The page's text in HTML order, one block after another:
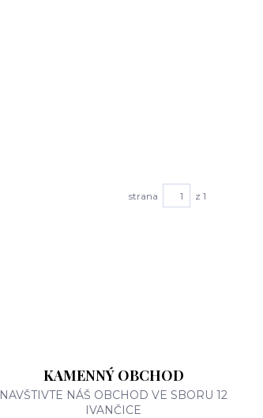
strana z 1
KAMENNÝ OBCHOD
NAVŠTIVTE NÁŠ OBCHOD VE SBORU 12
IVANČICE